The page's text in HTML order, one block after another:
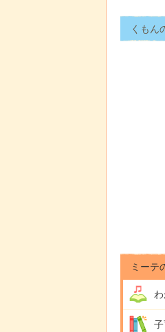
くもん
ミーテ